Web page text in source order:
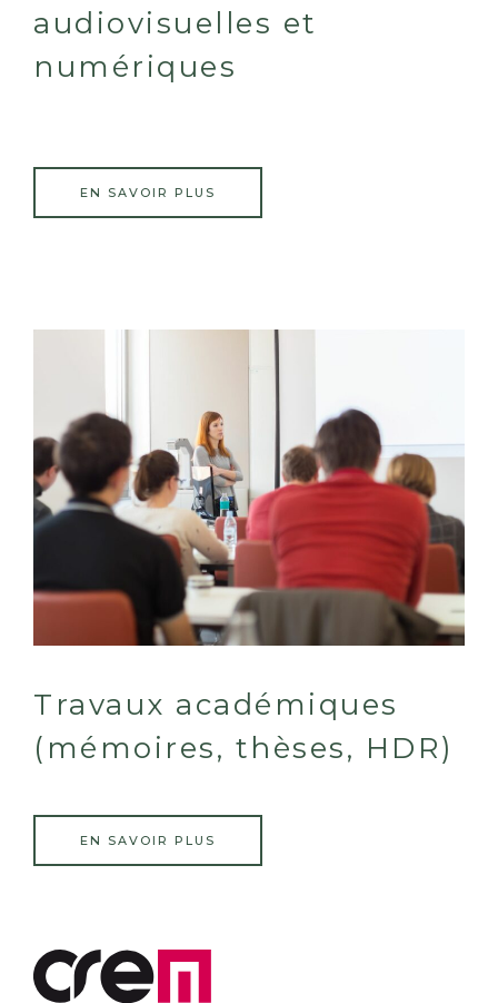
audiovisuelles et
numériques
EN SAVOIR PLUS
Travaux académiques
(mémoires, thèses, HDR)
EN SAVOIR PLUS